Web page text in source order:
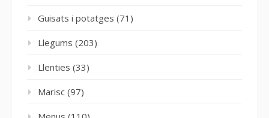
Guisats i potatges (71)
Llegums (203)
Llenties (33)
Marisc (97)